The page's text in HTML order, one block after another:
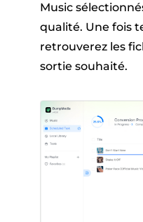
Music
qualité. Une fois
retrouverez les
sortie souhaité.